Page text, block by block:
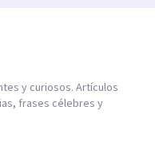
y curiosos. Artículos
frases célebres y